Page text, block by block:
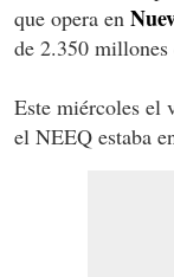
que opera en
de 2.350 millones
Este miércoles el
el NEEQ estaba